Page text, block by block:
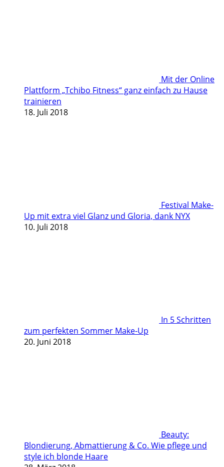
Mit der Online
Plattform „Tchibo Fitness“ ganz einfach zu Hause
trainieren
18. Juli 2018
Festival Make-
Up mit extra viel Glanz und Gloria, dank NYX
10. Juli 2018
In 5 Schritten
zum perfekten Sommer Make-Up
20. Juni 2018
Beauty:
Blondierung, Abmattierung & Co. Wie pflege und
style ich blonde Haare